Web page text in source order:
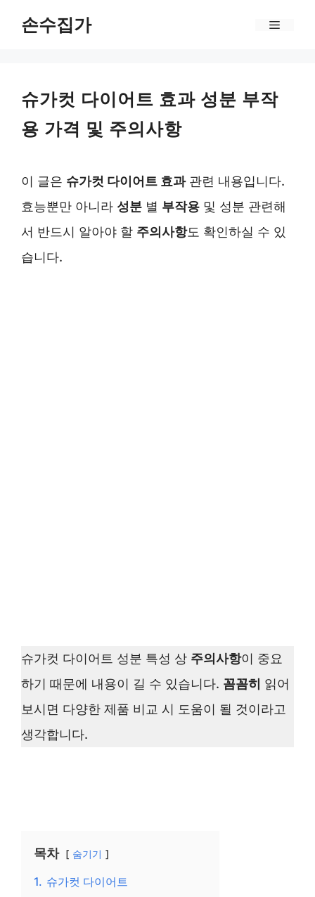
손수집가 Menu
슈가컷 다이어트 효과 성분 부작
용 가격 및 주의사항
이 글은 슈가컷 다이어트 효과관련 내용입니다.
효능뿐만 아니라 성분 별 부작용 및 성분 관련해
서 반드시 알아야 할 주의사항도 확인하실 수 있
습니다.
슈가컷 다이어트 성분 특성 상 주의사항이 중요
하기 때문에 내용이 길 수 있습니다. 꼼꼼히 읽어
보시면 다양한 제품 비교 시 도움이 될 것이라고
생각합니다.
목차 숨기기
1. 슈가컷 다이어트